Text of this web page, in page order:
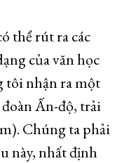
thể rút ra các
của văn học
tôi nhận ra một
Ấn-độ, trải
Chúng ta phải
này, nhất định